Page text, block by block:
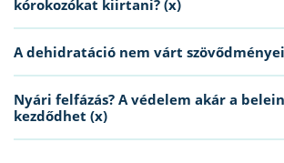
kórokozókat kiirtani? (x)
A dehidratáció nem várt
Nyári felfázás? A védelem akár a
kezdődhet (x)